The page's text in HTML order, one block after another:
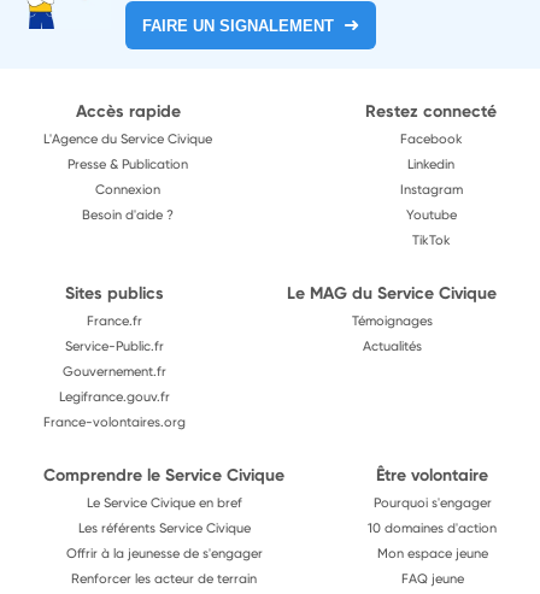
FAIRE UN SIGNALEMENT
Accès rapide
L'Agence du Service Civique
Presse & Publication
Connexion
Besoin d'aide ?
Restez connecté
Facebook
Linkedin
Instagram
Youtube
TikTok
Sites publics
France.fr
Service-Public.fr
Gouvernement.fr
Legifrance.gouv.fr
France-volontaires.org
Le MAG du Service Civique
Témoignages
Actualités
Comprendre le Service Civique
Le Service Civique en bref
Les référents Service Civique
Offrir à la jeunesse de s'engager
Renforcer les acteur de terrain
Être volontaire
Pourquoi s'engager
10 domaines d'action
Mon espace jeune
FAQ jeune